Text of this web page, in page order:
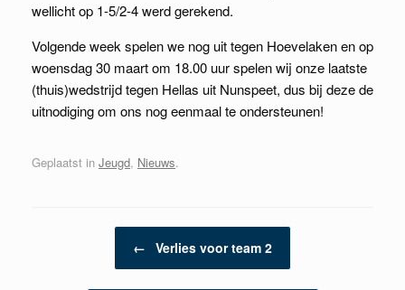
wellicht op 1-5/2-4 werd gerekend.
Volgende week spelen we nog uit tegen Hoevelaken en op
woensdag 30 maart om 18.00 uur spelen wij onze laatste
(thuis)wedstrijd tegen Hellas uit Nunspeet, dus bij deze de
uitnodiging om ons nog eenmaal te ondersteunen!
Geplaatst in Jeugd, Nieuws.
Berichtnavigatie
← Verlies voor team 2